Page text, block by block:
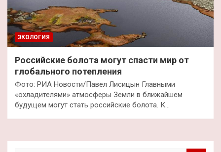
ЭКОЛОГИЯ
Российские болота могут спасти мир от
глобального потепления
Фото: РИА Новости/Павел Лисицын Главными
«охладителями» атмосферы Земли в ближайшем
будущем могут стать российские болота. К…